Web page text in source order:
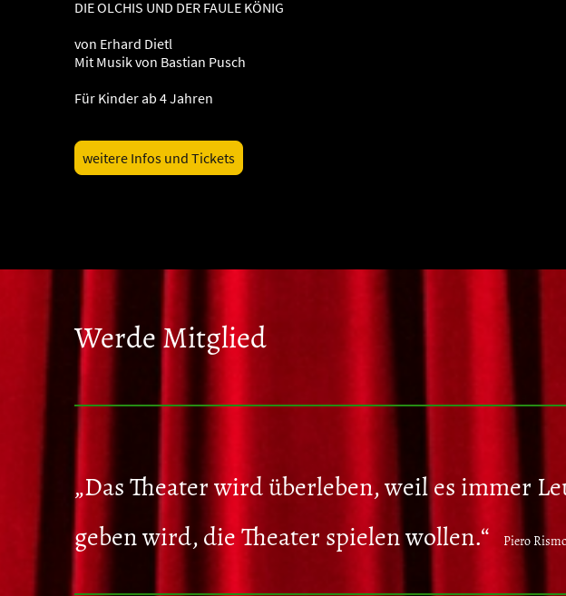
DIE OLCHIS UND DER FAULE KÖNIG
von Erhard Dietl
Mit Musik von Bastian Pusch
Für Kinder ab 4 Jahren
weitere Infos und Tickets
Werde Mitglied
„Das Theater wird überleben, weil es immer
geben wird, die Theater spielen wollen.“
Piero